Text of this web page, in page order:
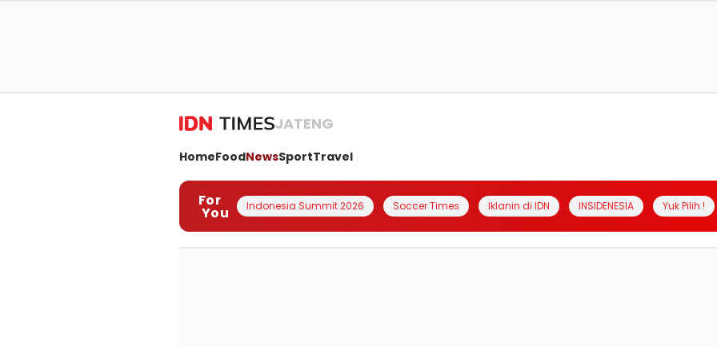
JATENG
HomeFoodNewsSportTravel
For
You Indonesia Summit 2026 Soccer Times Iklanin di IDN INSIDENESIA Yuk Pilih !